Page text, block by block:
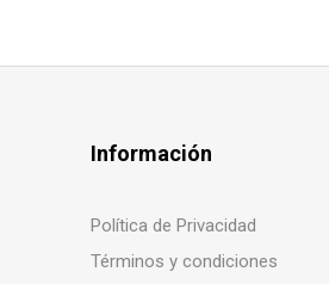
Información
Política de Privacidad
Términos y condiciones